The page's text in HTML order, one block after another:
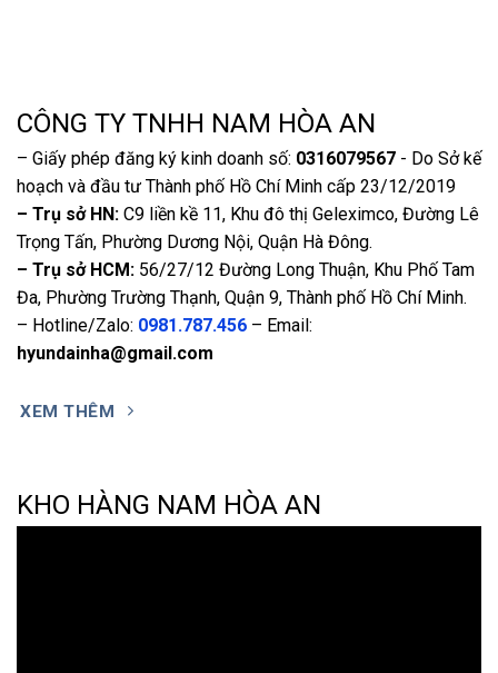
CÔNG TY TNHH NAM HÒA AN
– Giấy phép đăng ký kinh doanh số: 0316079567 - Do Sở kế
hoạch và đầu tư Thành phố Hồ Chí Minh cấp 23/12/2019
– Trụ sở HN: C9 liền kề 11, Khu đô thị Geleximco, Đường Lê
Trọng Tấn, Phường Dương Nội, Quận Hà Đông.
– Trụ sở HCM: 56/27/12 Đường Long Thuận, Khu Phố Tam
Đa, Phường Trường Thạnh, Quận 9, Thành phố Hồ Chí Minh.
– Hotline/Zalo: 0981.787.456 – Email:
hyundainha@gmail.com
XEM THÊM
KHO HÀNG NAM HÒA AN